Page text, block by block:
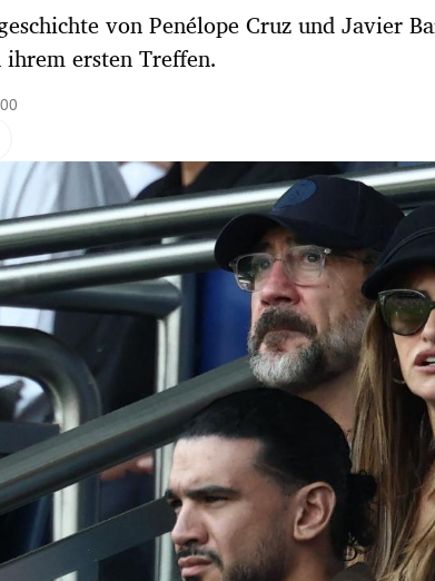
von Penélope Cruz und Javier
ihrem ersten Treffen.
öffnen/schließen